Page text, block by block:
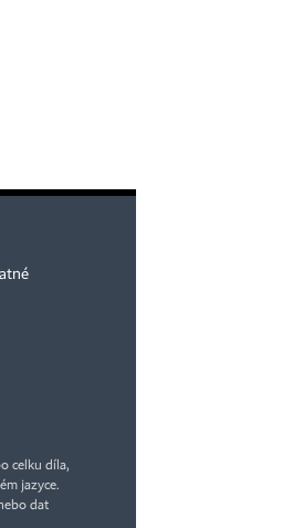
celku díla,
jazyce.
dat